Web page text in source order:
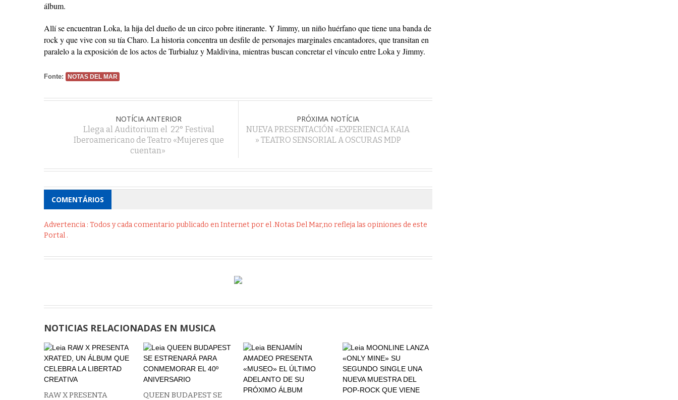
álbum.
Allí se encuentran Loka, la hija del dueño de un circo pobre itinerante. Y Jimmy, un niño huérfano que tiene una banda de
rock y que vive con su tía Charo. La historia concentra un desfile de personajes marginales encantadores, que transitan en
paralelo a la exposición de los actos de Turbialuz y Maldivina, mientras buscan concretar el vínculo entre Loka y Jimmy.
Fonte: NOTAS DEL MAR
NOTÍCIA ANTERIOR
Llega al Auditorium el 22° Festival
Iberoamericano de Teatro «Mujeres que
cuentan»
PRÓXIMA NOTÍCIA
NUEVA PRESENTACIÓN «EXPERIENCIA KAIA
» TEATRO SENSORIAL A OSCURAS MDP
COMENTÁRIOS
Advertencia : Todos y cada comentario publicado en Internet por el .Notas Del Mar,no refleja las opiniones de este
Portal .
NOTICIAS RELACIONADAS EN MUSICA
RAW X PRESENTA
QUEEN BUDAPEST SE